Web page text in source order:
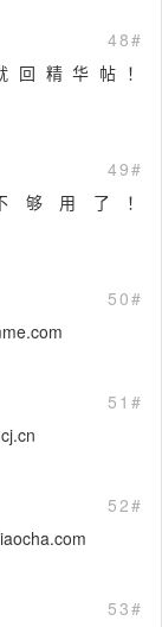
48#
精华帖！
49#
用了！
50#
51#
52#
53#